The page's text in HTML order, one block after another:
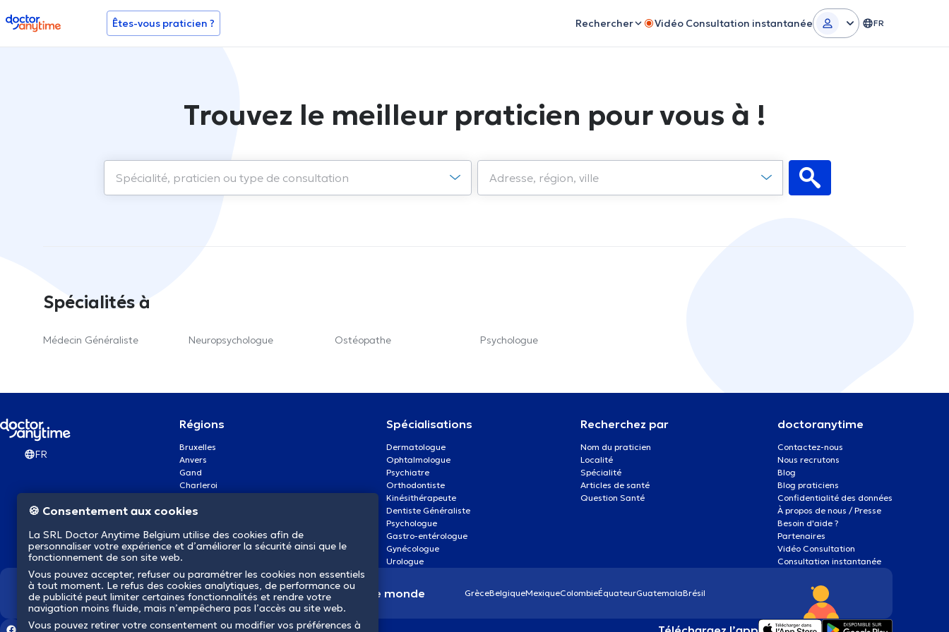
doctoranytime Êtes-vous praticien ? Rechercher Vidéo Consultation instantanée FR
Trouvez le meilleur praticien pour vous à !
Spécialités à
Médecin Généraliste Neuropsychologue Ostéopathe Psychologue
FR
Régions
Bruxelles
Anvers
Gand
Charleroi
Bruges
Louvain
Mons
Aalst Flandre-Orientale
Spécialisations
Dermatologue
Ophtalmologue
Psychiatre
Orthodontiste
Kinésithérapeute
Dentiste Généraliste
Psychologue
Gastro-entérologue
Gynécologue
Urologue
Recherchez par
Nom du praticien
Localité
Spécialité
Articles de santé
Question Santé
doctoranytime
Contactez-nous
Nous recrutons
Blog
Blog praticiens
Confidentialité des données
À propos de nous / Presse
Besoin d'aide ?
Partenaires
Vidéo Consultation
Consultation instantanée
Nous révolutionnons la santé dans le monde GrèceBelgiqueMexiqueColombieÉquateurGuatemalaBrésil
🍪 Consentement aux cookies
La SRL Doctor Anytime Belgium utilise des cookies afin de
personnaliser votre expérience et d’améliorer la sécurité ainsi que le
fonctionnement de son site web.
Vous pouvez accepter, refuser ou paramétrer les cookies non essentiels
à tout moment. Le refus des cookies analytiques, de performance ou
de publicité peut limiter certaines fonctionnalités et rendre votre
navigation moins fluide, mais n’empêchera pas l’accès au site web.
Vous pouvez retirer votre consentement ou modifier vos préférences à